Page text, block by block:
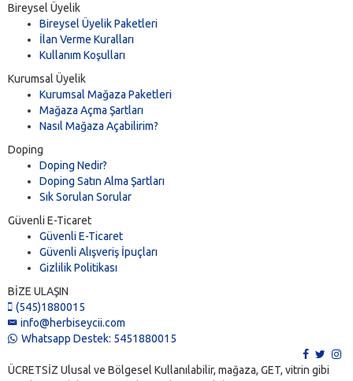
Bireysel Üyelik
Bireysel Üyelik Paketleri
İlan Verme Kuralları
Kullanım Koşulları
Kurumsal Üyelik
Kurumsal Mağaza Paketleri
Mağaza Açma Şartları
Nasıl Mağaza Açabilirim?
Doping
Doping Nedir?
Doping Satın Alma Şartları
Sık Sorulan Sorular
Güvenli E-Ticaret
Güvenli E-Ticaret
Güvenli Alışveriş İpuçları
Gizlilik Politikası
BİZE ULAŞIN
(545)1880015
info@herbiseycii.com
Whatsapp Destek: 5451880015
ÜCRETSİZ Ulusal ve Bölgesel Kullanılabilir, mağaza, GET, vitrin gibi